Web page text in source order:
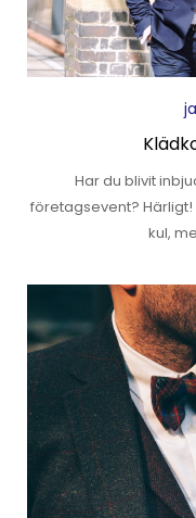
Har du blivit
företagsevent?
kul,